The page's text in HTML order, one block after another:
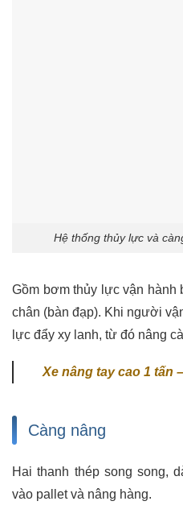
Hệ thống thủy lực và
Gồm bơm thủy lực vận hành
chân (bàn đạp). Khi người
lực đẩy xy lanh, từ đó nâng
Xe nâng tay cao 1 tấn
Càng nâng
Hai thanh thép song song,
vào pallet và nâng hàng.